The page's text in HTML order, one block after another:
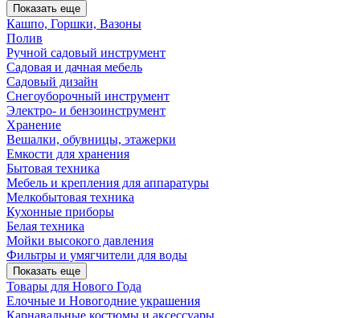
Показать еще
Кашпо, Горшки, Вазоны
Полив
Ручной садовый инструмент
Садовая и дачная мебель
Садовый дизайн
Снегоуборочный инструмент
Электро- и бензоинструмент
Хранение
Вешалки, обувницы, этажерки
Емкости для хранения
Бытовая техника
Мебель и крепления для аппаратуры
Мелкобытовая техника
Кухонные приборы
Белая техника
Мойки высокого давления
Фильтры и умягчители для воды
Показать еще
Товары для Нового Года
Елочные и Новогодние украшения
Карнавальные костюмы и аксессуары